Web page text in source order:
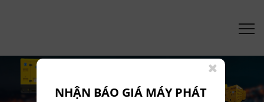
NHẬN BÁO GIÁ MÁY PHÁT